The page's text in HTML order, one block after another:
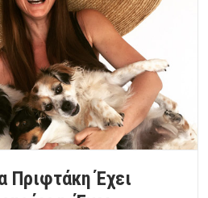
Πριφτάκη Έχει